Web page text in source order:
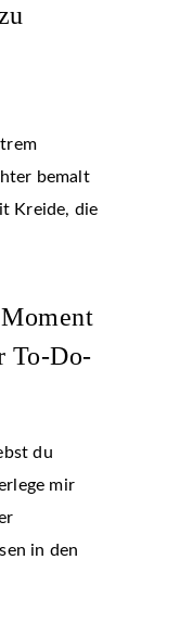
bemalt
Kreide, die
To-Do-
du
mir
in den